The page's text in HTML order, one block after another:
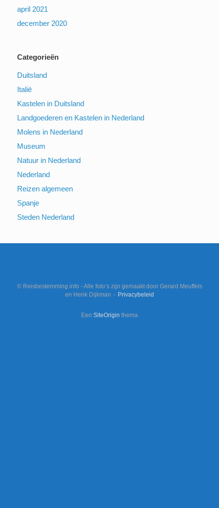
april 2021
december 2020
Categorieën
Duitsland
Italië
Kastelen in Duitsland
Landgoederen en Kastelen in Nederland
Molens in Nederland
Museum
Natuur in Nederland
Nederland
Reizen algemeen
Spanje
Steden Nederland
© Reisbestemming.info - Alle foto’s zijn gemaakt door Gerard Meuffels
en Henk Dijkman
Privacybeleid
Een SiteOrigin thema